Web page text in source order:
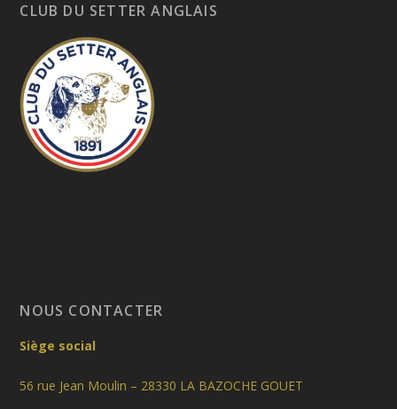
CLUB DU SETTER ANGLAIS
NOUS CONTACTER
Siège social
56 rue Jean Moulin – 28330 LA BAZOCHE GOUET